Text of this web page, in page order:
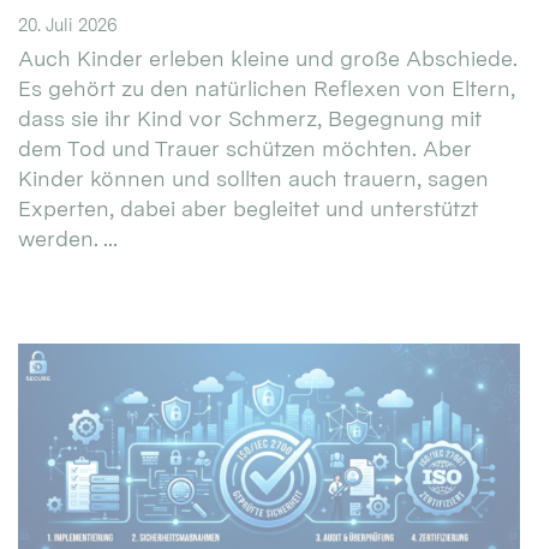
20. Juli 2026
Auch Kinder erleben kleine und große Abschiede.
Es gehört zu den natürlichen Reflexen von Eltern,
dass sie ihr Kind vor Schmerz, Begegnung mit
dem Tod und Trauer schützen möchten. Aber
Kinder können und sollten auch trauern, sagen
Experten, dabei aber begleitet und unterstützt
werden. ...